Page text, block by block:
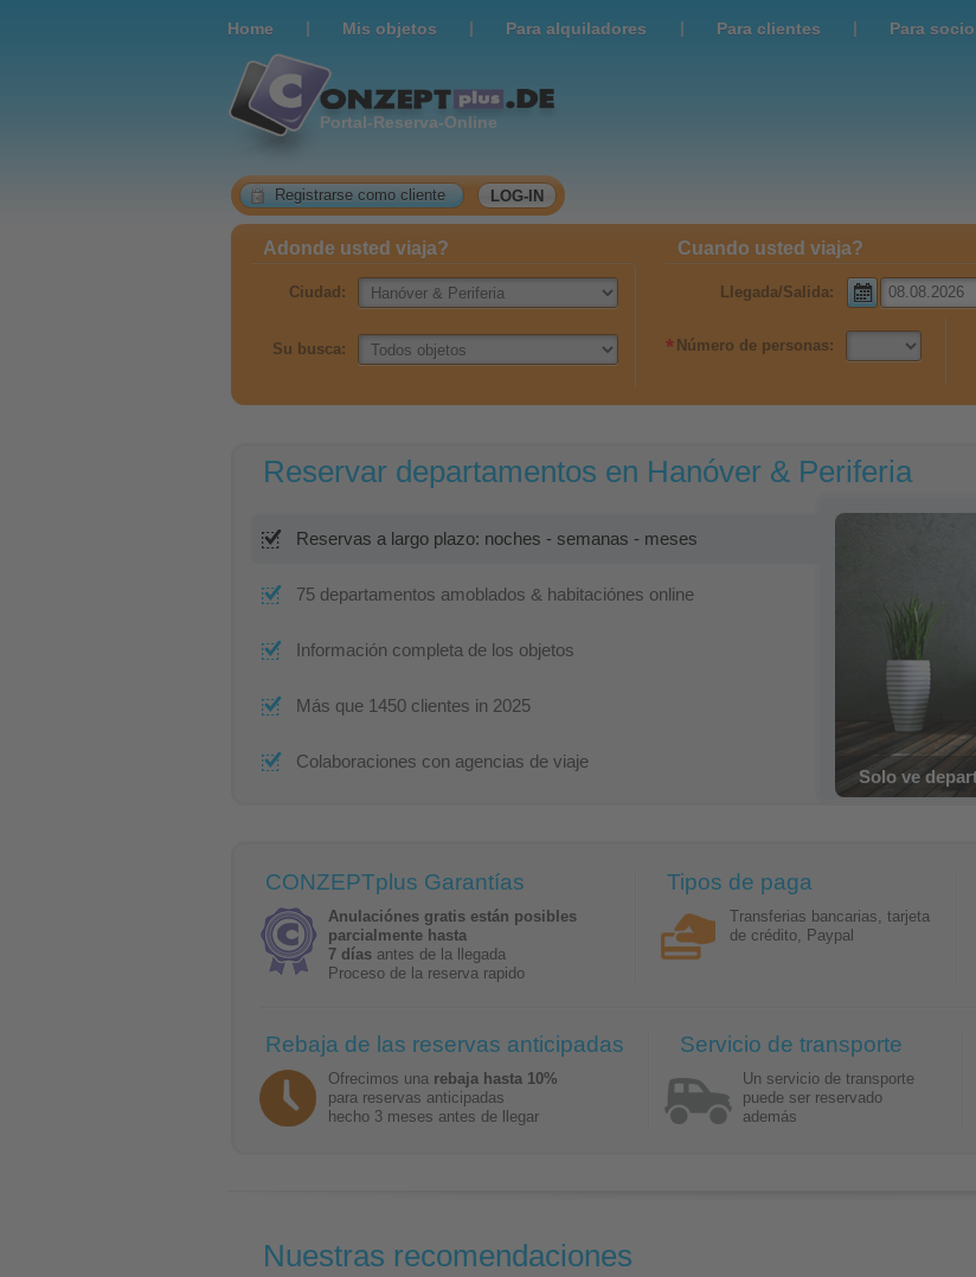
Home | Мis objetos | Para alquiladores | Para clientes | Para
Portal-Reserva-Online
Registrarse como cliente LOG-IN
Adonde usted viaja?
Ciudad:
Su busca:
Cuando usted viaja?
Llegada/Salida:
Número de personas:
*
Reservar departamentos en Hanóver & Periferia
Reservas a largo plazo: noches - semanas - meses
75 departamentos amoblados & habitaciónes online
Información completa de los objetos
Más que 1450 clientes in 2025
Colaboraciones con agencias de viaje
Reservas con
CONZEPTplus Garantías
Anulaciónes gratis están posibles
parcialmente hasta
7 días antes de la llegada
Proceso de la reserva rapido
Tipos de paga
Transferias bancarias, tarjeta
de crédito, Paypal
Rebaja de las reservas anticipadas
Ofrecimos una rebaja hasta 10%
para reservas anticipadas
hecho 3 meses antes de llegar
Servicio de transporte
Un servicio de transporte
puede ser reservado
además
Nuestras recomendaciones